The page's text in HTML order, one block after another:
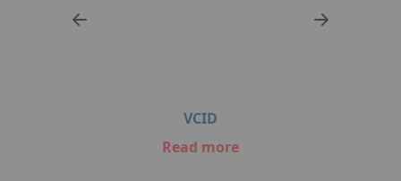
VCID
Read more